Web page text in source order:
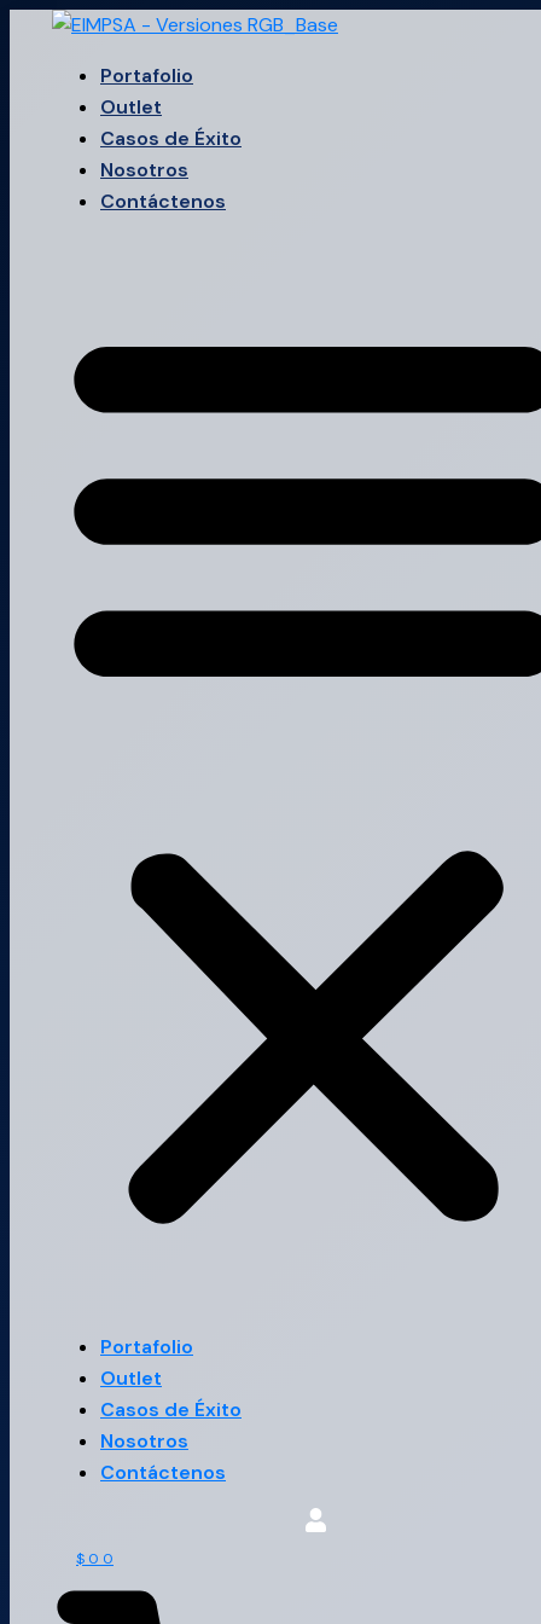
Ir
contenido Portafolio
Outlet
Casos de Éxito
Nosotros
Contáctenos
Portafolio
Outlet
Casos de Éxito
Nosotros
Contáctenos
$ 0 0
Search
ELEMENTO
LUMINOSO
cantidad